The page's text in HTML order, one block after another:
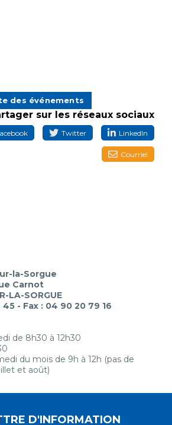
des événements
sur les réseaux sociaux
Twitter LinkedIn
Courriel
la-Sorgue
Carnot
LA-SORGUE
- Fax : 04 90 20 79 16
de 8h30 à 12h30
du mois de 9h à 12h (pas de
et août)
D'INFORMATION